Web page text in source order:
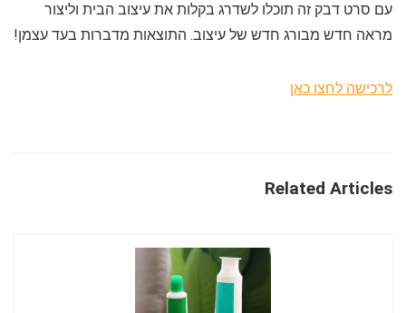
עם סרט דבק זה תוכלו לשדרג בקלות את עיצוב הבית וליצור
מראה חדש מבורג חדש של עיצוב. התוצאות מדברות בעד עצמן!
לרכישה לחצו כאן
Related Articles